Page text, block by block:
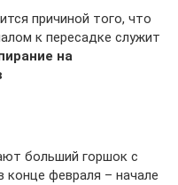
причиной того, что
к пересадке служит
на
больший горшок с
конце февраля – начале